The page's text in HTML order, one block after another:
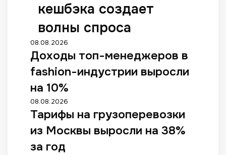
кешбэка создает
волны спроса
08.08.2026
Доходы топ-менеджеров в
fashion-индустрии выросли
на 10%
08.08.2026
Тарифы на грузоперевозки
из Москвы выросли на 38%
за год